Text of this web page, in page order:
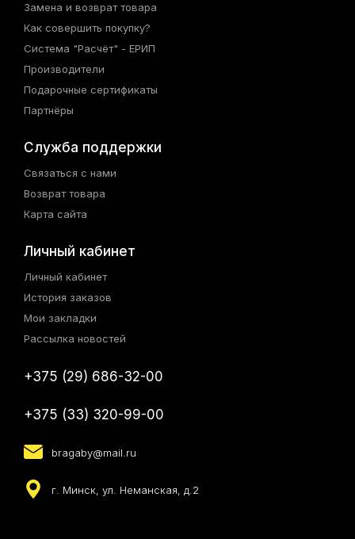
Замена и возврат товара
Как совершить покупку?
Система "Расчёт" - ЕРИП
Производители
Подарочные сертификаты
Партнёры
Служба поддержки
Связаться с нами
Возврат товара
Карта сайта
Личный кабинет
Личный кабинет
История заказов
Мои закладки
Рассылка новостей
+375 (29) 686-32-00
+375 (33) 320-99-00
bragaby@mail.ru
г. Минск, ул. Неманская, д.2